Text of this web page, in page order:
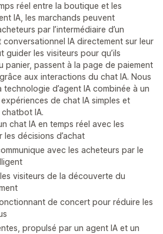
réel entre la boutique et les
IA, les marchands peuvent
par l’intermédiaire d’un
IA directement sur leur
guider les visiteurs pour qu’ils
panier, passent à la page de paiement
aux interactions du chat IA. Nous
d’agent IA combinée à un
de chat IA simples et
chatbot IA.
chat IA en temps réel avec les
décisions d’achat
avec les acheteurs par le
visiteurs de la découverte du
de concert pour réduire les
propulsé par un agent IA et un